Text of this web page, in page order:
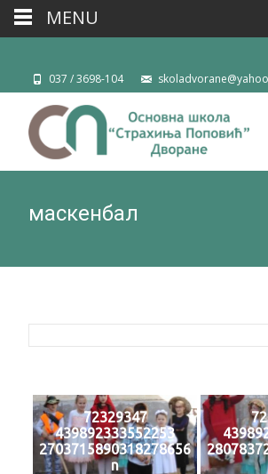
037 / 3698-104
маскенбал
72329347
439892333552253
2703715890318278656
n
MENU